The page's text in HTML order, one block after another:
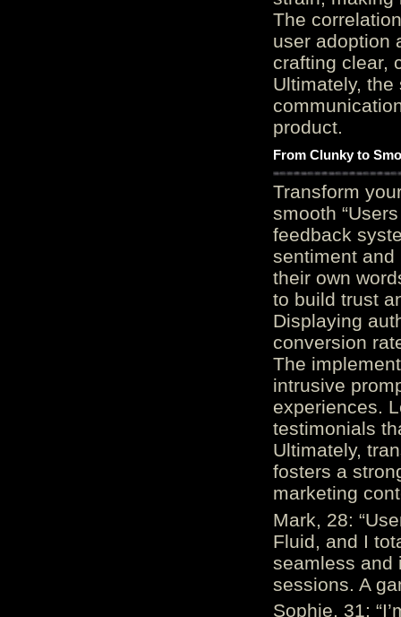
The
user adoption
crafting clear,
Ultimately,
product.
From Clunky to
Transform
smooth
feedback
sentiment and
their own
to build trust
Displaying
conversion
The
intrusive
experiences.
testimonials
Ultimately,
fosters a
marketing
Mark, 28:
Fluid, and I
seamless and
sessions. A
Sophie, 31: